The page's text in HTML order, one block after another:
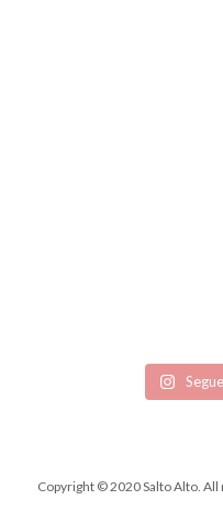
Copyright © 2020 Salto Alto.